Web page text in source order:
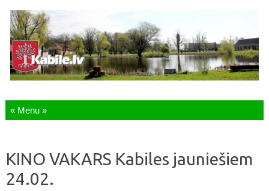
Skip to content
KINO VAKARS Kabiles jauniešiem
24.02.